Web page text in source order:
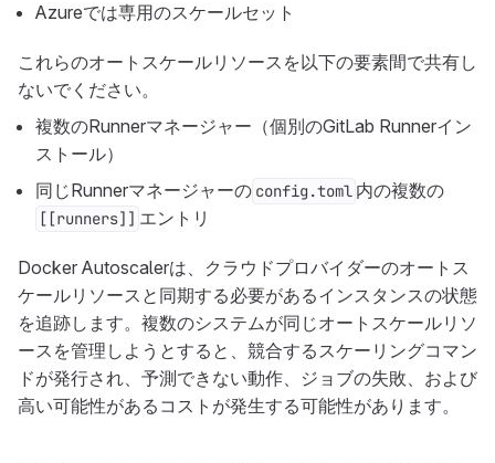
Azureでは専用のスケールセット
これらのオートスケールリソースを以下の要素間で共有し
ないでください。
複数のRunnerマネージャー（個別のGitLab Runnerイン
ストール）
同じRunnerマネージャーの config.toml 内の複数の
[[runners]] エントリ
Docker Autoscalerは、クラウドプロバイダーのオートス
ケールリソースと同期する必要があるインスタンスの状態
を追跡します。複数のシステムが同じオートスケールリソ
ースを管理しようとすると、競合するスケーリングコマン
ドが発行され、予測できない動作、ジョブの失敗、および
高い可能性があるコストが発生する可能性があります。